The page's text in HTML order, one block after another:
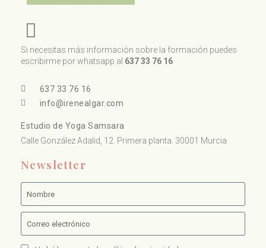
Si necesitas más información sobre la formación puedes
escribirme por whatsapp al 637 33 76 16
637 33 76 16
info@irenealgar.com
Estudio de Yoga Samsara
Calle González Adalid, 12. Primera planta. 30001 Murcia
Newsletter